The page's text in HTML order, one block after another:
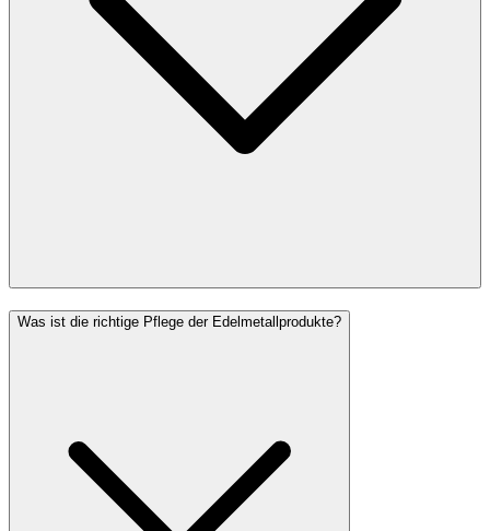
Was ist die richtige Pflege der Edelmetallprodukte?